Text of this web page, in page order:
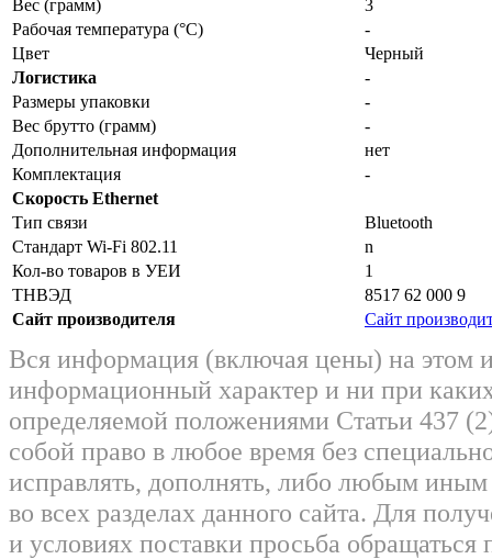
Вес (грамм)
3
Рабочая температура (°C)
-
Цвет
Черный
Логистика
-
Размеры упаковки
-
Вес брутто (грамм)
-
Дополнительная информация
нет
Комплектация
-
Скорость Ethernet
Тип связи
Bluetooth
Стандарт Wi-Fi 802.11
n
Кол-во товаров в УЕИ
1
ТНВЭД
8517 62 000 9
Сайт производителя
Сайт
Вся информация (включая цены) на этом
информационный характер и ни при
определяемой положениями Статьи 437
собой право в любое время без
исправлять, дополнять, либо любым
во всех разделах данного сайта. Для
и условиях поставки просьба